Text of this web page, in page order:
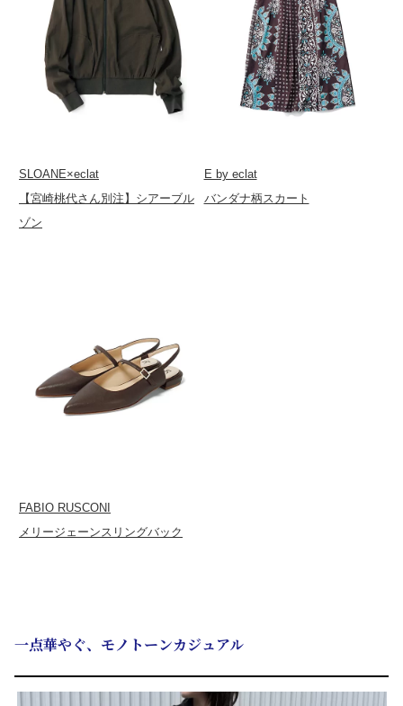
SLOANE×eclat
【宮崎桃代さん別注】シアーブル
ゾン
E by eclat
バンダナ柄スカート
FABIO RUSCONI
メリージェーンスリングバック
一点華やぐ、モノトーンカジュアル